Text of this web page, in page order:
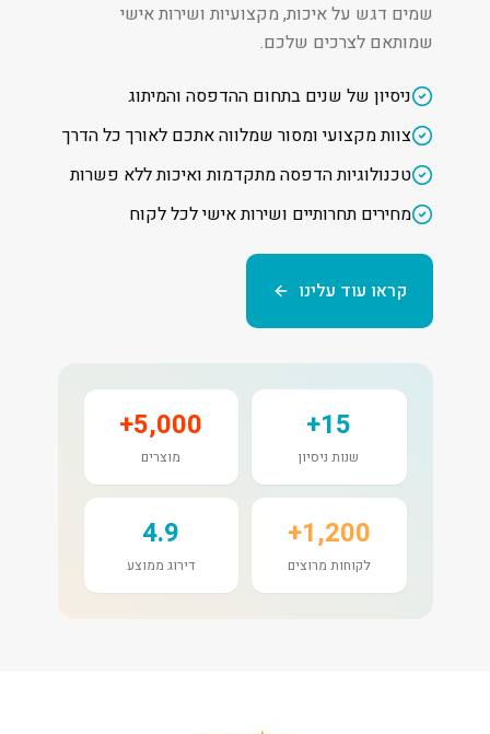
שמים דגש על איכות, מקצועיות ושירות אישי
שמותאם לצרכים שלכם.
ניסיון של שנים בתחום ההדפסה והמיתוג
צוות מקצועי ומסור שמלווה אתכם לאורך כל הדרך
טכנולוגיות הדפסה מתקדמות ואיכות ללא פשרות
מחירים תחרותיים ושירות אישי לכל לקוח
קראו עוד עלינו
15+
שנות ניסיון
5,000+
מוצרים
1,200+
לקוחות מרוצים
4.9
דירוג ממוצע